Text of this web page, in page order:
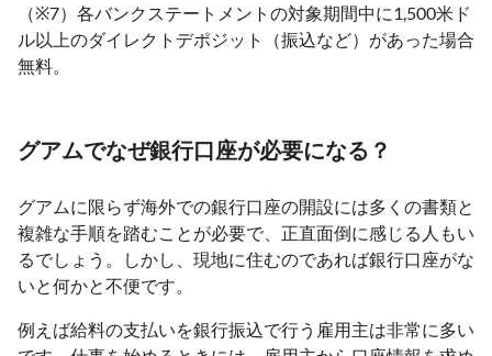
（※7）各バンクステートメントの対象期間中に1,500米ド
ル以上のダイレクトデポジット（振込など）があった場合
無料。
グアムでなぜ銀行口座が必要になる？
グアムに限らず海外での銀行口座の開設には多くの書類と
複雑な手順を踏むことが必要で、正直面倒に感じる人もい
るでしょう。しかし、現地に住むのであれば銀行口座がな
いと何かと不便です。
例えば給料の支払いを銀行振込で行う雇用主は非常に多い